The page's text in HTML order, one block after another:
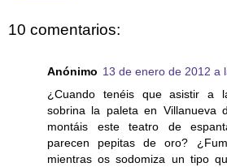
10 comentarios:
Anónimo 13 de enero de 2012 a
¿Cuando tenéis que asistir a
sobrina la paleta en Villanueva
montáis este teatro de
parecen pepitas de oro?
mientras os sodomiza un tipo